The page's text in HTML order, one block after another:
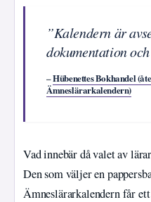
”Kalendern är
dokumentation
–Hübenettes Bokhandel
Ämneslärarkalendern)
Vad innebär då valet av
Den som väljer en
Ämneslärarkalendern får